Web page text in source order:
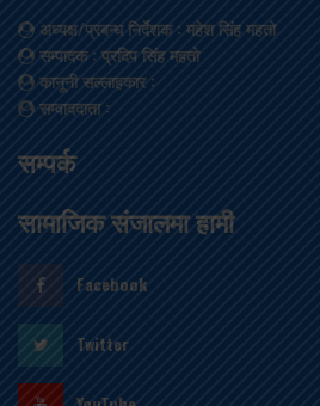
अध्यक्ष/प्रबन्ध निर्देशक: महेश सिंह महतो
सम्पादक: प्रदिप सिंह महतो
कानूनी सल्लाहकार:
सम्वाददाता:
सम्पर्क
सामाजिक संजालमा हामी
Facebook
Twitter